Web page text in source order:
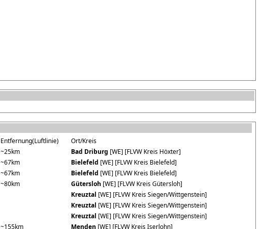
Entfernung(Luftlinie)
Ort/Kreis
~25km Bad Driburg [WE] [FLVW Kreis Höxter]
~67km Bielefeld [WE] [FLVW Kreis Bielefeld]
~67km Bielefeld [WE] [FLVW Kreis Bielefeld]
~80km Gütersloh [WE] [FLVW Kreis Gütersloh]
Kreuztal [WE] [FLVW Kreis Siegen/Wittgenstein]
Kreuztal [WE] [FLVW Kreis Siegen/Wittgenstein]
Kreuztal [WE] [FLVW Kreis Siegen/Wittgenstein]
~155km Menden [WE] [FLVW Kreis Iserlohn]